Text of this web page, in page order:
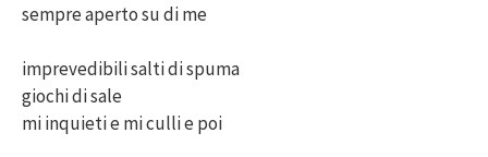
sempre aperto su di me
imprevedibili salti di spuma
giochi di sale
mi inquieti e mi culli e poi